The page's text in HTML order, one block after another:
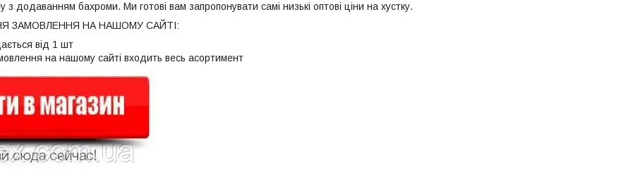
з додаванням бахроми. Ми готові вам запропонувати самі низькі оптові ціни на хустку.
ЗАМОВЛЕННЯ НА НАШОМУ САЙТІ:
від 1 шт
на нашому сайті входить весь асортимент